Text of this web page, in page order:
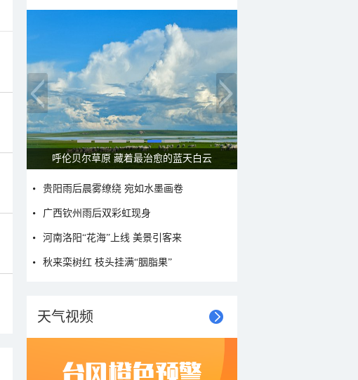
呼伦贝尔草原 藏着最治愈的蓝天白云
贵阳雨后晨雾缭绕 宛如水墨画卷
广西钦州雨后双彩虹现身
河南洛阳“花海”上线 美景引客来
秋来栾树红 枝头挂满“胭脂果”
天气视频